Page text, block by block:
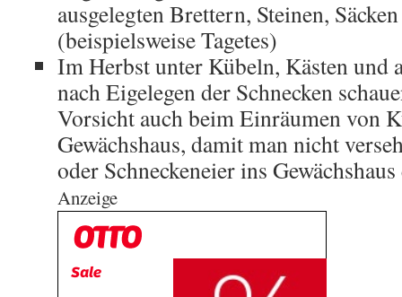
ausgelegten Brettern, Steinen,
(beispielsweise Tagetes)
Im Herbst unter Kübeln, Kästen und
nach Eigelegen der Schnecken
Vorsicht auch beim Einräumen von
Gewächshaus, damit man nicht
oder Schneckeneier ins
Anzeige